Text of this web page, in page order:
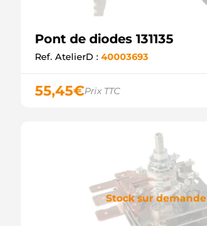
Pont de diodes 131135
Ref. AtelierD : 40003693
55,45€Prix TTC
Stock sur demande